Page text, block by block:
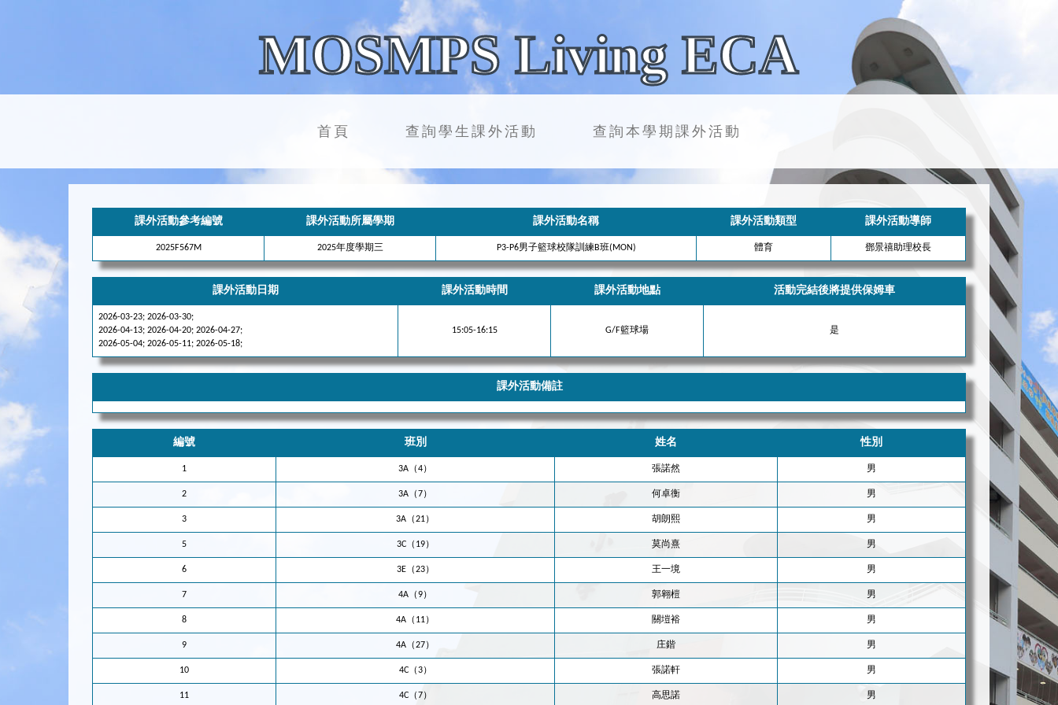
MOSMPS Living ECA
首頁 查詢學生課外活動 查詢本學期課外活動
課外活動參考編號 課外活動所屬學期 課外活動名稱 課外活動類型 課外活動導師
2025F567M 2025年度學期三 P3-P6男子籃球校隊訓練B班(MON) 體育 鄧景禧助理校長
課外活動日期 課外活動時間 課外活動地點 活動完結後將提供保姆車
2026-03-23; 2026-03-30;
2026-04-13; 2026-04-20; 2026-04-27;
2026-05-04; 2026-05-11; 2026-05-18;
15:05-16:15 G/F籃球場 是
課外活動備註
編號 班別 姓名 性別
1 3A（4） 張諾然 男
2 3A（7） 何卓衡 男
3 3A（21） 胡朗熙 男
5 3C（19） 莫尚熹 男
6 3E（23） 王一境 男
7 4A（9） 郭翱榿 男
8 4A（11） 關塏裕 男
9 4A（27） 庄鍇 男
10 4C（3） 張諾軒 男
11 4C（7） 高思諾 男